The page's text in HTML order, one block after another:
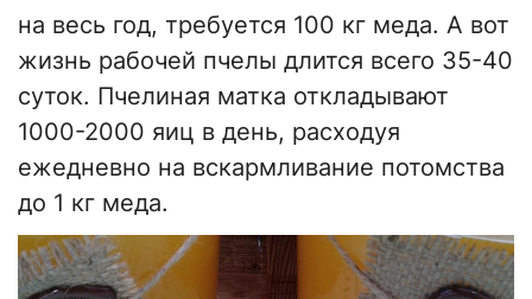
на весь год, требуется 100 кг меда. А вот
жизнь рабочей пчелы длится всего 35-40
суток. Пчелиная матка откладывают
1000-2000 яиц в день, расходуя
ежедневно на вскармливание потомства
до 1 кг меда.